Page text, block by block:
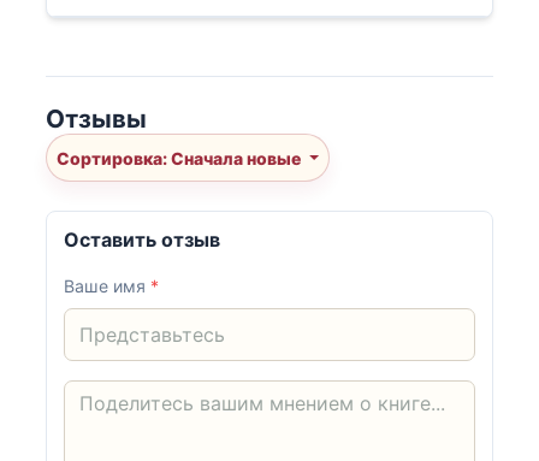
Отзывы
Сортировка: Сначала новые
Оставить отзыв
Ваше имя *